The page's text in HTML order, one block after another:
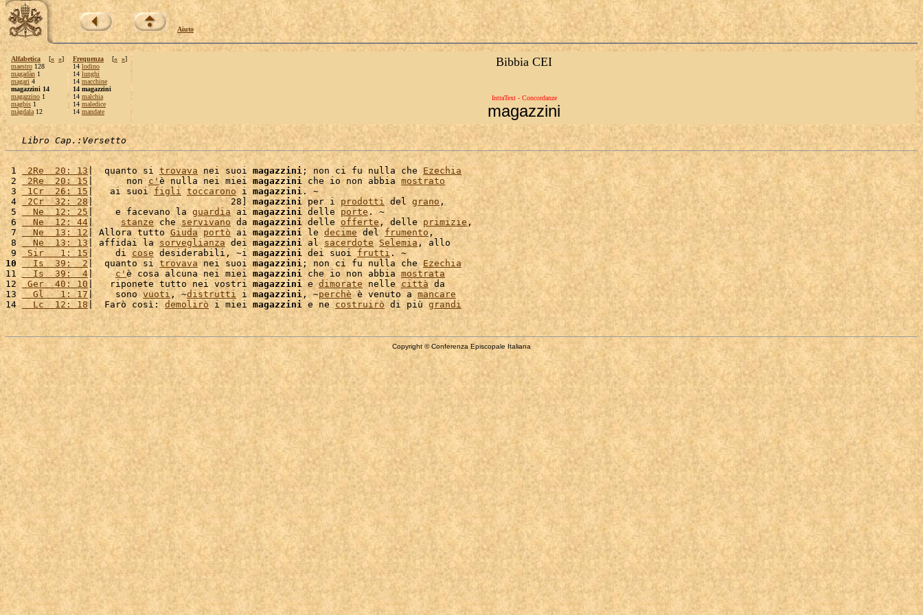
Aiuto
Alfabetica [« »]
maestro 128
magadàn 1
magari 4
magazzini 14
magazzino 1
magbis 1
màgdala 12
Frequenza [« »]
14 lodino
14 lunghi
14 macchine
14 magazzini
14 malchia
14 maledice
14 mandate
Bibbia CEI
IntraText - Concordanze
magazzini
Libro Cap.:Versetto
1 2Re  20: 13 |  quanto si trovava nei suoi magazzini ; non ci fu nulla che Ezechia
2 2Re  20: 15 |      non c' è nulla nei miei magazzini che io non abbia mostrato
3 1Cr  26: 15 |   ai suoi figli toccarono i magazzini . ~
4
2Cr  32: 28|                         28] magazzini per i prodotti del grano,
5
  Ne  12: 25
|    e facevano la guardia ai magazzini delle porte. ~
6
  Ne  12: 44
| stanze che servivano da magazzini delle offerte , delle primizie ,
7
  Ne  13: 12
| Allora tutto Giuda portò ai magazzini le decime del frumento,
8
  Ne  13: 13
| affidai la sorveglianza dei magazzini al sacerdote Selemia , allo
9 Sir   1: 15|    di cose desiderabili, ~i magazzini dei suoi frutti
10
  Is  39:  2
|  quanto si trovava nei suoi magazzini ; non ci fu nulla che Ezechia
11
  Is  39:  4
| c' è cosa alcuna nei miei magazzini che io non abbia mostrata
12
Ger  40: 10 |   riponete tutto nei vostri magazzini e dimorate nelle città da
13
  Gl   1: 17
|    sono vuoti , ~distrutti i magazzini, ~perchè è venuto a mancare
14
  Lc  12: 18
|  Farò così: demolirò i miei magazzini e ne costruirò di più grandi
Copyright © Conferenza Episcopale Italiana